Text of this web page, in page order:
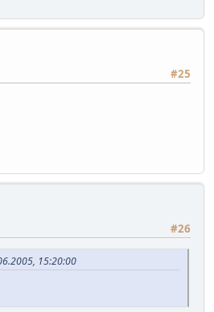
#25
#26
15:20:00